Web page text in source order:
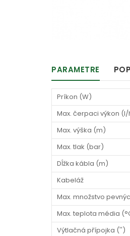
PARAMETRE
Príkon (W)
Max. čerpaci výkon
Max. výška (m)
Max. tlak (bar)
Dĺžka kábla (m)
Kabeláž
Max. množstvo
Max. teplota média
Výtlačná přípojka ('')